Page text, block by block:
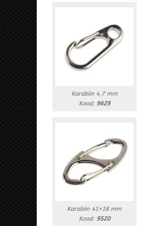
Karabiin 4,7 mm
Kood: 9629
Karabiin 41×18 mm
Kood: 9520